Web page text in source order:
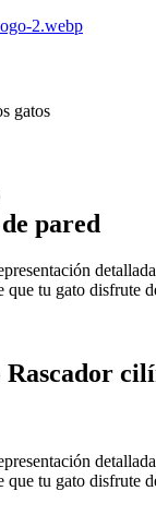
gatos
pared
que tu gato disfrute
Rascador
que tu gato disfrute